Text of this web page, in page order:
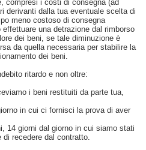
compresi i costi di consegna (ad
derivanti dalla tua eventuale scelta di
meno costoso di consegna
una detrazione dal rimborso
dei beni, se tale diminuzione è
da quella necessaria per stabilire la
dei beni.
ritardo e non oltre:
i beni restituiti da parte tua,
in cui ci fornisci la prova di aver
14 giorni dal giorno in cui siamo stati
recedere dal contratto.